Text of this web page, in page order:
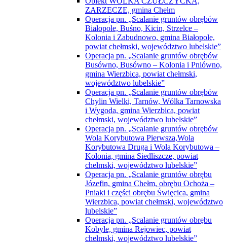
ZARZECZE, gmina Chełm
Operacja pn. „Scalanie gruntów obrębów
Białopole, Buśno, Kicin, Strzelce –
Kolonia i Zabudnowo, gmina Białopole,
powiat chełmski, województwo lubelskie”
Operacja pn. „Scalanie gruntów obrębów
Busówno, Busówno – Kolonia i Pniówno,
gmina Wierzbica, powiat chełmski,
województwo lubelskie”
Operacja pn. „Scalanie gruntów obrębów
Chylin Wielki, Tarnów, Wólka Tarnowska
i Wygoda, gmina Wierzbica, powiat
chełmski, województwo lubelskie”
Operacja pn. „Scalanie gruntów obrębów
Wola Korybutowa Pierwsza,Wola
Korybutowa Druga i Wola Korybutowa –
Kolonia, gmina Siedliszcze, powiat
chełmski, województwo lubelskie”
Operacja pn. „Scalanie gruntów obrębu
Józefin, gmina Chełm, obrębu Ochoża –
Pniaki i części obrębu Święcica, gmina
Wierzbica, powiat chełmski, województwo
lubelskie”
Operacja pn. „Scalanie gruntów obrębu
Kobyle, gmina Rejowiec, powiat
chełmski, województwo lubelskie”